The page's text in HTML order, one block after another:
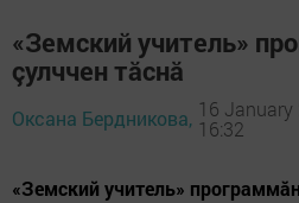
«Земский учитель»
çулччен тӑснӑ
Оксана Бердникова, 16 January
16:32
«Земский учитель»